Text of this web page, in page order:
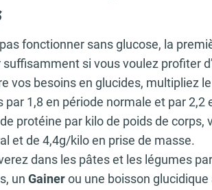
fonctionner sans glucose, la
si vous voulez profiter
vos besoins en glucides, multipliez le
1,8 en période normale et par 2,2
protéine par kilo de poids de corps,
et de 4,4g/kilo en prise de masse.
dans les pâtes et les légumes par
un Gainerou une boisson glucidique